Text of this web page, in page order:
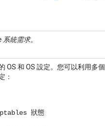
系統需求。
OS 和 OS 設定。您可以利用多個
：
狀態